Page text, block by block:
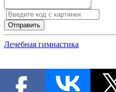
Лечебная гимнастика